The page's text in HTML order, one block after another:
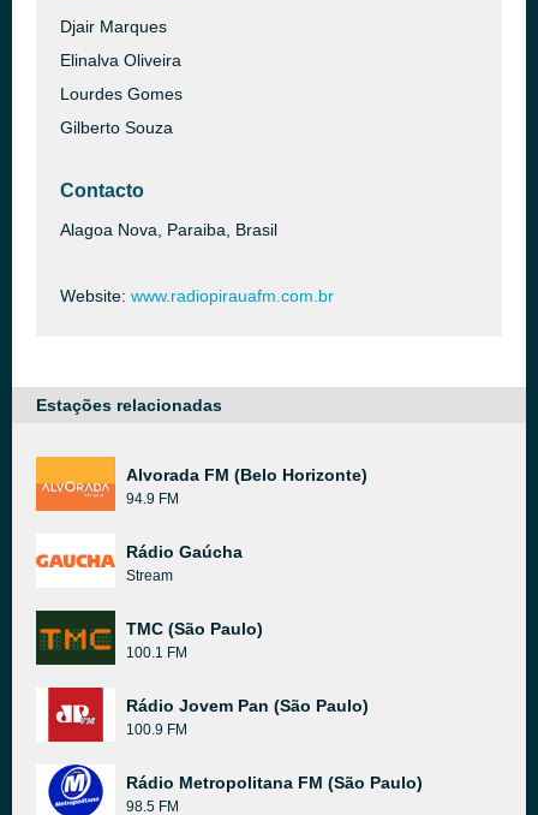
Djair Marques
Elinalva Oliveira
Lourdes Gomes
Gilberto Souza
Contacto
Alagoa Nova, Paraiba, Brasil
Website: www.radiopirauafm.com.br
Estações relacionadas
Alvorada FM (Belo Horizonte)
94.9 FM
Rádio Gaúcha
Stream
TMC (São Paulo)
100.1 FM
Rádio Jovem Pan (São Paulo)
100.9 FM
Rádio Metropolitana FM (São Paulo)
98.5 FM